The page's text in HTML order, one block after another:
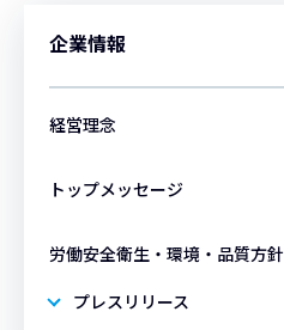
企業情報
経営理念
トップメッセージ
労働安全衛生・環境・品質方針
プレスリリース